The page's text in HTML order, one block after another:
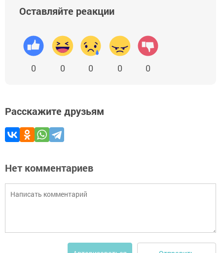
Оставляйте реакции
0 0 0 0 0
Расскажите друзьям
Нет комментариев